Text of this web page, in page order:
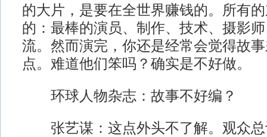
的大片，是要在全世界赚钱的。所有
的：最棒的演员、制作、技术、摄影
流。然而演完，你还是经常会觉得故
点。难道他们笨吗？确实是不好做。
环球人物杂志：故事不好编？
张艺谋：这点外头不了解。观众总